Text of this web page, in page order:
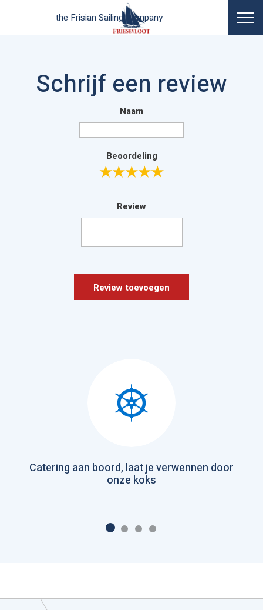
the Frisian Sailing Company
Schrijf een review
Naam
Beoordeling
★
★
★
★
★
Review
Review toevoegen
Catering aan boord, laat je verwennen door
onze koks